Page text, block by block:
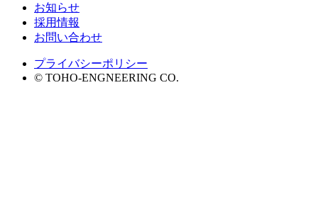
お知らせ
採用情報
お問い合わせ
プライバシーポリシー
© TOHO-ENGNEERING CO.